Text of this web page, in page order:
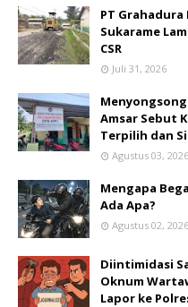
PT
Sukarame
CSR
Juli 31, 2026
Menyongsong
Amsar Sebut
Terpilih dan
Agustus 03, 2026
Mengapa
Ada Apa?
Agustus 02, 2026
Diintimidasi
Oknum
Lapor ke